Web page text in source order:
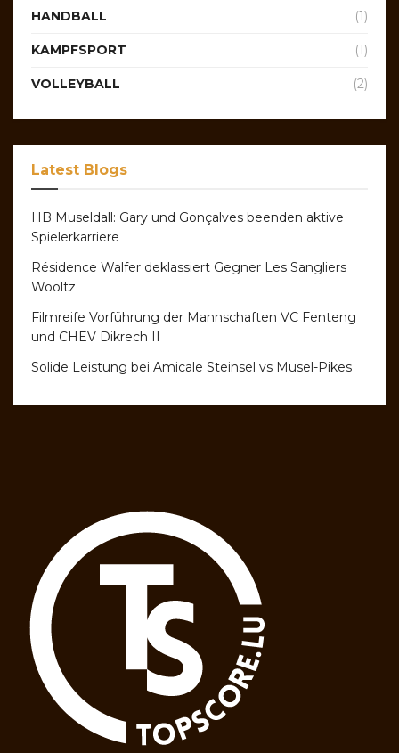
HANDBALL (1)
KAMPFSPORT (1)
VOLLEYBALL (2)
Latest Blogs
HB Museldall: Gary und Gonçalves beenden aktive
Spielerkarriere
Résidence Walfer deklassiert Gegner Les Sangliers
Wooltz
Filmreife Vorführung der Mannschaften VC Fenteng
und CHEV Dikrech II
Solide Leistung bei Amicale Steinsel vs Musel-Pikes